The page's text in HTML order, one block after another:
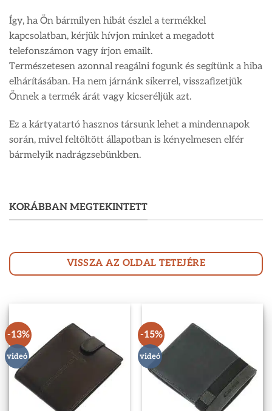
Így, ha Ön bármilyen hibát észlel a termékkel
kapcsolatban, kérjük hívjon minket a megadott
telefonszámon vagy írjon emailt.
Természetesen azonnal reagálni fogunk és segítünk a hiba
elhárításában. Ha nem járnánk sikerrel, visszafizetjük
Önnek a termék árát vagy kicseréljük azt.
Ez a kártyatartó hasznos társunk lehet a mindennapok
során, mivel feltöltött állapotban is kényelmesen elfér
bármelyik nadrágzsebünkben.
KORÁBBAN MEGTEKINTETT
VISSZA AZ OLDAL TETEJÉRE
-13%
videó
-15%
videó